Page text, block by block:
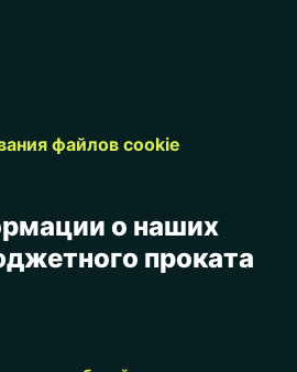
файлов cookie
о наших
проката